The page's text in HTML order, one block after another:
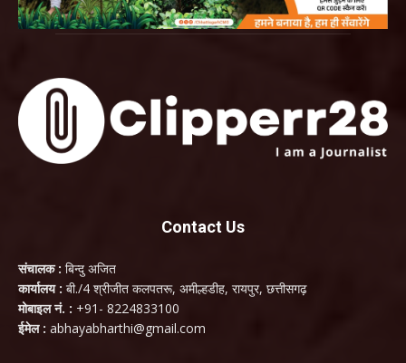
Contact Us
संचालक : बिन्दु अजित
कार्यालय : बी./4 श्रीजीत कलपतरू, अमील्हडीह, रायपुर, छत्तीसगढ़
मोबाइल नं. : +91- 8224833100
ईमेल : abhayabharthi@gmail.com